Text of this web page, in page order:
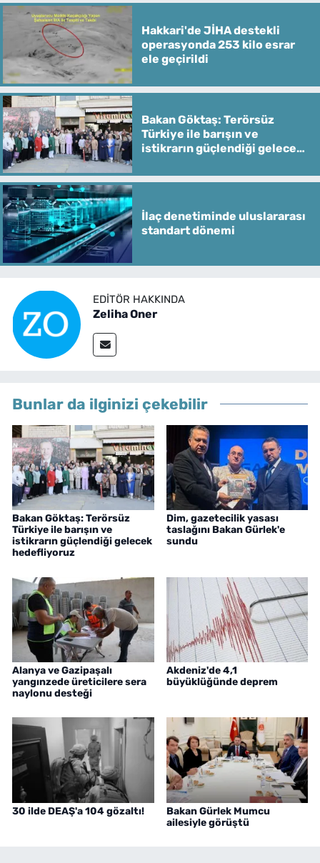
Hakkari'de JİHA destekli
operasyonda 253 kilo esrar
ele geçirildi
Bakan Göktaş: Terörsüz
Türkiye ile barışın ve
istikrarın güçlendiği gelecek
İlaç denetiminde uluslararası
standart dönemi
EDITÖR HAKKINDA
Zeliha Oner
Bunlar da ilginizi çekebilir
Bakan Göktaş: Terörsüz
Türkiye ile barışın ve
istikrarın güçlendiği gelecek
hedefliyoruz
Dim, gazetecilik yasası
taslağını Bakan Gürlek'e
sundu
Alanya ve Gazipaşalı
yangınzede üreticilere sera
naylonu desteği
Akdeniz'de 4,1
büyüklüğünde deprem
30 ilde DEAŞ'a 104 gözaltı!
Bakan Gürlek Mumcu
ailesiyle görüştü